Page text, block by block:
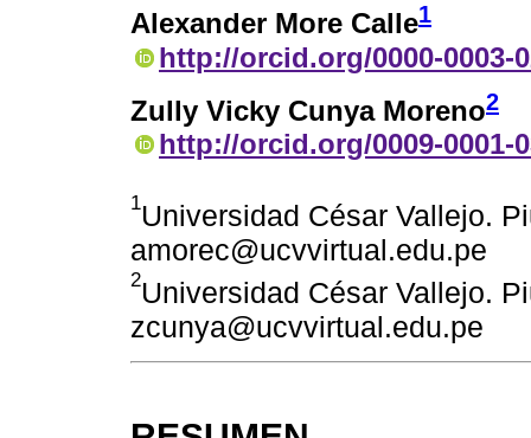
Alexander More Calle1
http://orcid.org/0000-0003-
Zully Vicky Cunya Moreno2
http://orcid.org/0009-0001-
1Universidad César Vallejo.
amorec@ucvvirtual.edu.pe
2Universidad César Vallejo.
zcunya@ucvvirtual.edu.pe